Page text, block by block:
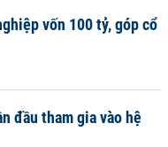
vốn 100 tỷ, góp cổ
đầu tham gia vào hệ